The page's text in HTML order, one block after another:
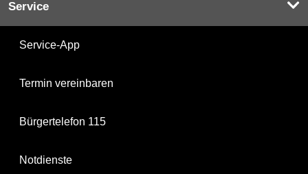
Service
Service-App
Termin vereinbaren
Bürgertelefon 115
Notdienste